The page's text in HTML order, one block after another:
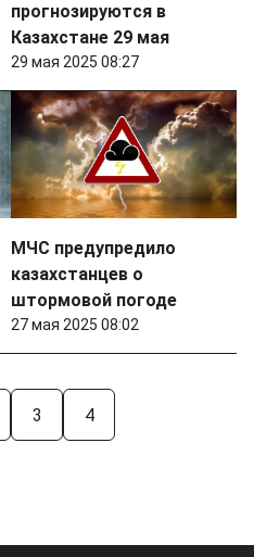
прогнозируются в
Казахстане 29 мая
29 мая 2025 08:27
МЧС предупредило
казахстанцев о
штормовой погоде
27 мая 2025 08:02
3 4